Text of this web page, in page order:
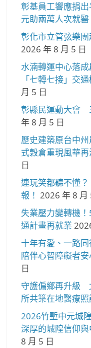
彰基員工響應捐
元助兩萬人次就醫
彰化市立管弦樂
2026 年 8 月 5 日
水湳轉運中心落
「七轉七接」交
月 5 日
彰縣民運動大會
年 8 月 5 日
歷史建築原台中
式穀倉重現風華
日
連玩笑都聽不懂
報！ 2026 年 8 月
失業壓力變轉機
通計畫再就業
十年有愛、一路
陪伴心智障礙者
日
守護偏鄉再升級
所共築在地醫療照
2026竹塹中元城
深厚的城隍信仰
8 月 5 日